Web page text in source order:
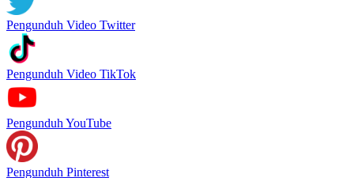
Pengunduh Video Twitter
Pengunduh Video TikTok
Pengunduh YouTube
Pengunduh Pinterest